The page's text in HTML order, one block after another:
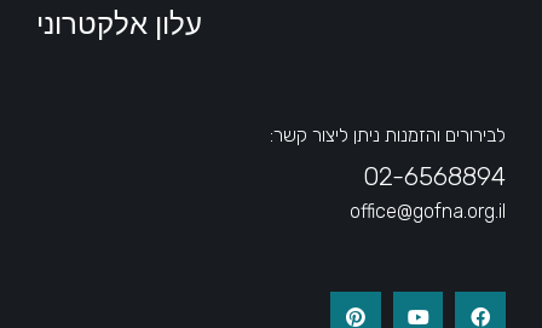
עלון אלקטרוני
לבירורים והזמנות ניתן ליצור קשר:
02-6568894
office@gofna.org.il